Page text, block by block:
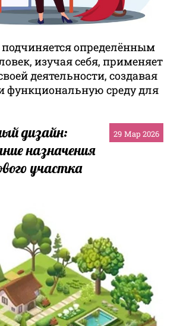
подчиняется определённым
изучая себя, применяет
деятельности, создавая
функциональную среду для
29 Мар 2026
дизайн:
назначения
участка